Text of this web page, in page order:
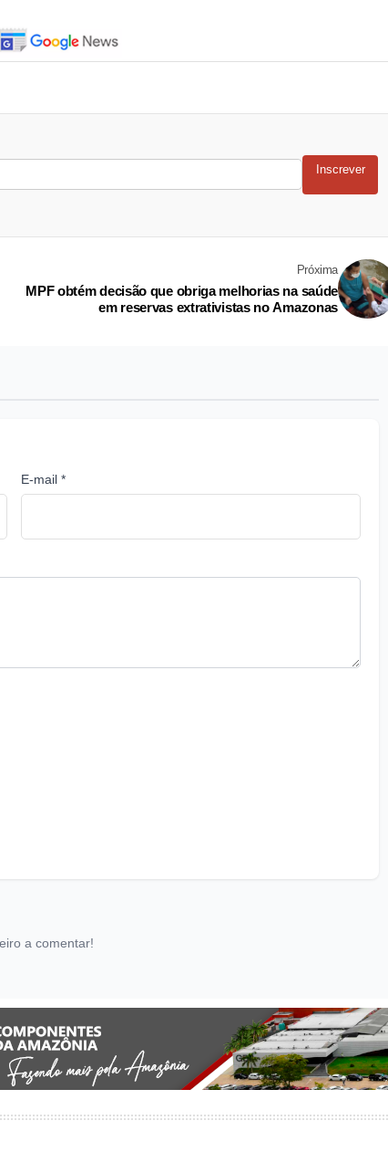
Inscrever
Próxima
MPF obtém decisão que obriga melhorias na saúde
em reservas extrativistas no Amazonas
E-mail *
a comentar!